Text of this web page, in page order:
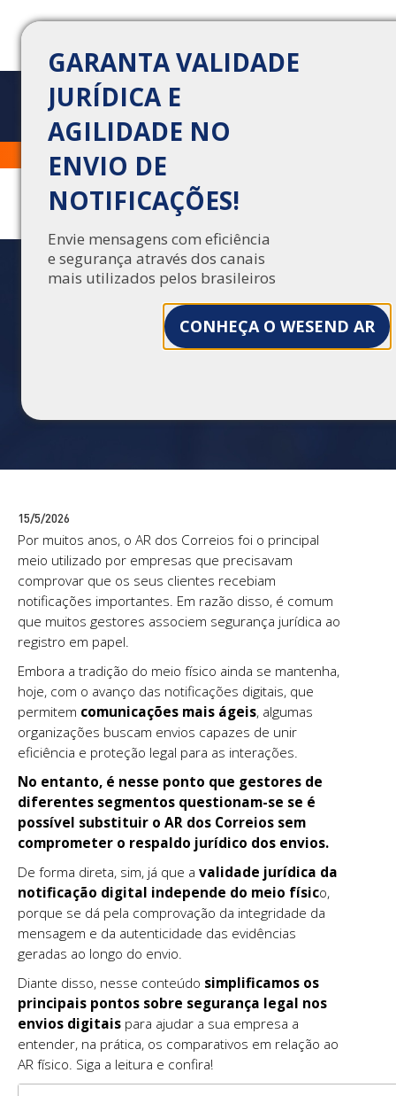
GARANTA VALIDADE
JURÍDICA E
AGILIDADE NO
ENVIO DE
NOTIFICAÇÕES!
Envie mensagens com eficiência
e segurança através dos canais
mais utilizados pelos brasileiros
CONHEÇA O WESEND AR
Trabalhe Conosco Central de Vendas
NOTIFICAÇÃO DIGITAL
VS. AR DOS CORREIOS: O
COMPARATIVO
DEFINITIVO DE
VALIDADE JURÍDICA
Notificação digital tem a mesma validade
jurídica que o AR dos Correios? Descubra
como o carimbo do tempo e a rastreabilidade
15/5/2026
Por muitos anos, o AR dos Correios foi o principal
meio utilizado por empresas que precisavam
comprovar que os seus clientes recebiam
notificações importantes. Em razão disso, é comum
que muitos gestores associem segurança jurídica ao
registro em papel.
Embora a tradição do meio físico ainda se mantenha,
hoje, com o avanço das notificações digitais, que
permitem comunicações mais ágeis, algumas
organizações buscam envios capazes de unir
eficiência e proteção legal para as interações.
No entanto, é nesse ponto que gestores de
diferentes segmentos questionam-se se é
possível substituir o AR dos Correios sem
comprometer o respaldo jurídico dos envios.
De forma direta, sim, já que a validade jurídica da
notificação digital independe do meio físico,
porque se dá pela comprovação da integridade da
mensagem e da autenticidade das evidências
geradas ao longo do envio.
Diante disso, nesse conteúdo simplificamos os
principais pontos sobre segurança legal nos
envios digitais para ajudar a sua empresa a
entender, na prática, os comparativos em relação ao
AR físico. Siga a leitura e confira!